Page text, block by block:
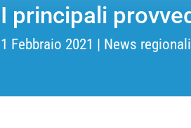
I principali
1 Febbraio 2021 News regionali